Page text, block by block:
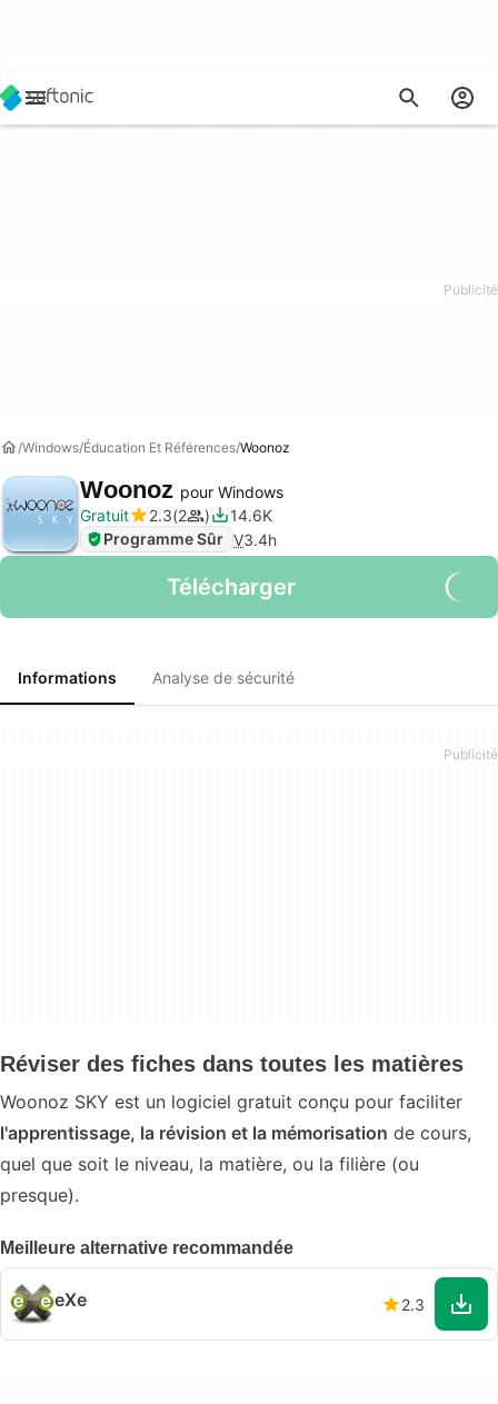
Windows Éducation Et Références Woonoz
Woonoz pour Windows
Gratuit
2.3 2
14.6K
Programme Sûr V3.4h
Télécharger
Informations Analyse de sécurité
Réviser des fiches dans toutes les matières
Woonoz SKY est un logiciel gratuit conçu pour faciliter
l'apprentissage, la révision et la mémorisation de cours,
quel que soit le niveau, la matière, ou la filière (ou
presque).
Meilleure alternative recommandée
eXe 2.3